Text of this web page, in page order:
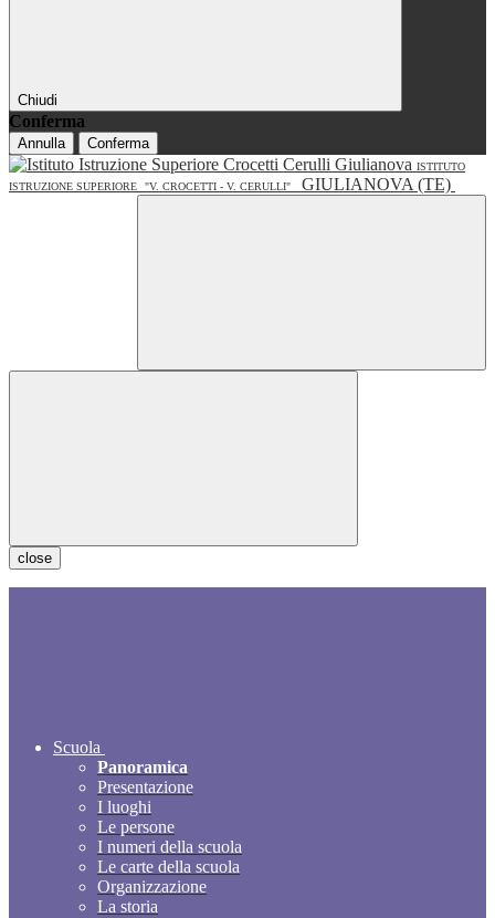
Chiudi
Conferma
Annulla Conferma
ISTITUTO
ISTRUZIONE SUPERIORE
"V. CROCETTI - V. CERULLI" GIULIANOVA (TE)
close
Scuola
Panoramica
Presentazione
I luoghi
Le persone
I numeri della scuola
Le carte della scuola
Organizzazione
La storia